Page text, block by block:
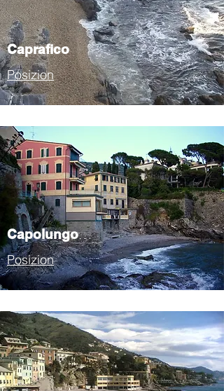
Caprafico
Posizion
Capolungo
Posizion